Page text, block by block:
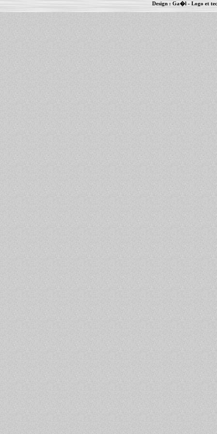
Design : Ga�l- Logo et